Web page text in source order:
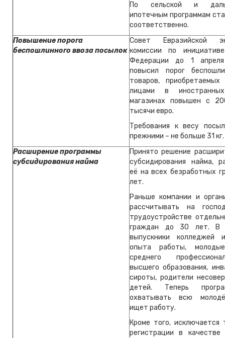
По сельской и
ипотечным программам
соответственно.
Повышение порога
беспошлинного ввоза посылок
Совет Евразийской
комиссии по
Федерации до 1
повысил порог
товаров, приобретаемых
лицами в
магазинах повышен с
тысячи евро.
Требования к весу
прежними – не больше 31 кг.
Расширение программы
субсидирования найма
Принято решение
субсидирования найма,
её на всех безработных
лет.
Раньше компании и
рассчитывать на
трудоустройстве
граждан до 30 лет. В
выпускники колледжей
опыта работы,
среднего
высшего образования,
сироты, родители
детей. Теперь
охватывать всю
ищет работу.
Кроме того, исключается
регистрации в качестве